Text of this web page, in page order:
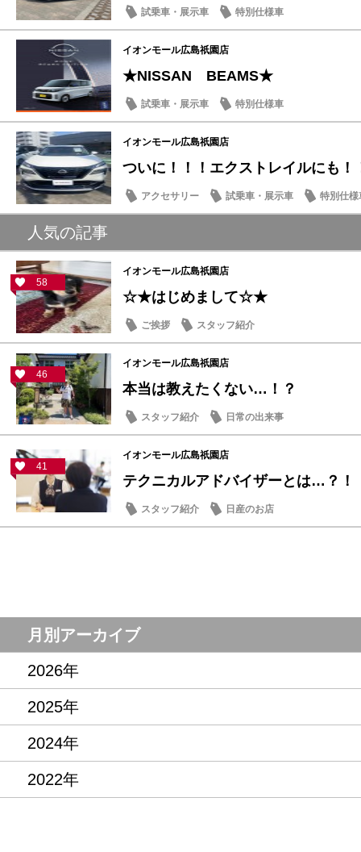
試乗車・展示車 特別仕様車
イオンモール広島祇園店
★NISSAN BEAMS★
試乗車・展示車 特別仕様車
イオンモール広島祇園店
ついに！！！エクストレイルにも！
アクセサリー 試乗車・展示車 特別仕様
人気の記事
58
イオンモール広島祇園店
☆★はじめまして☆★
ご挨拶 スタッフ紹介
46
イオンモール広島祇園店
本当は教えたくない…！？
スタッフ紹介 日常の出来事
41
イオンモール広島祇園店
テクニカルアドバイザーとは…？！
スタッフ紹介 日産のお店
月別アーカイブ
2026年
2025年
2024年
2022年